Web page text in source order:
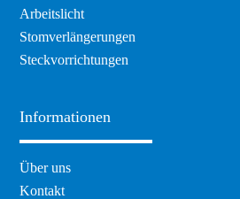
Arbeitslicht
Stomverlängerungen
Steckvorrichtungen
Informationen
Navigation
überspringen
Über uns
Kontakt